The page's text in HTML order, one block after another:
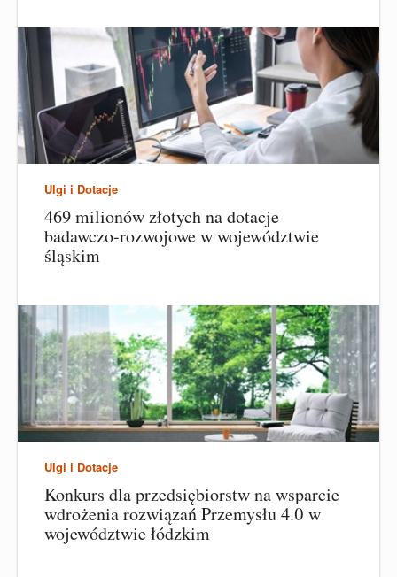
Ulgi i Dotacje
469 milionów złotych na dotacje
badawczo-rozwojowe w województwie
śląskim
Ulgi i Dotacje
Konkurs dla przedsiębiorstw na wsparcie
wdrożenia rozwiązań Przemysłu 4.0 w
województwie łódzkim